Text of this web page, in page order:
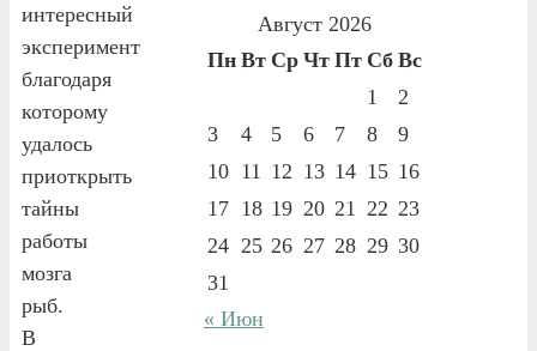
интересный
эксперимент
благодаря
которому
удалось
приоткрыть
тайны
работы
мозга
рыб.
В
Август 2026
Пн Вт Ср Чт Пт Сб Вс
1
2
3
4 5 6 7 8
9
10 11 12 13 14 15 16
17 18 19 20 21 22 23
24 25 26 27 28 29 30
31
« Июн